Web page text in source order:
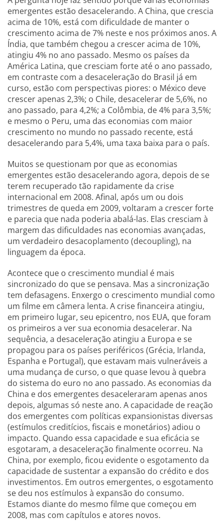
emergentes estão desacelerando. A China, que crescia
acima de 10%, está com dificuldade de manter o
crescimento acima de 7% neste e nos próximos anos. A
Índia, que também chegou a crescer acima de 10%,
atingiu 4% no ano passado. Mesmo os países da
América Latina, que cresciam forte até o ano passado,
em contraste com a desaceleração do Brasil já em
curso, estão com perspectivas piores: o México deve
crescer apenas 2,3%; o Chile, desacelerar de 5,6%, no
ano passado, para 4,2%; a Colômbia, de 4% para 3,5%;
e mesmo o Peru, uma das economias com maior
crescimento no mundo no passado recente, está
desacelerando para 5,4%, uma taxa baixa para o país.
Muitos se questionam por que as economias
emergentes estão desacelerando agora, depois de se
terem recuperado tão rapidamente da crise
internacional em 2008. Afinal, após um ou dois
trimestres de queda em 2009, voltaram a crescer forte
e parecia que nada poderia abalá-las. Elas cresciam à
margem das dificuldades nas economias avançadas,
um verdadeiro desacoplamento (decoupling), na
linguagem da época.
Acontece que o crescimento mundial é mais
sincronizado do que se pensava. Mas a sincronização
tem defasagens. Enxergo o crescimento mundial como
um filme em câmera lenta. A crise financeira atingiu,
em primeiro lugar, seu epicentro, nos EUA, que foram
os primeiros a ver sua economia desacelerar. Na
sequência, a desaceleração atingiu a Europa e se
propagou para os países periféricos (Grécia, Irlanda,
Espanha e Portugal), que estavam mais vulneráveis a
uma mudança de curso, o que quase levou à quebra
do sistema do euro no ano passado. As economias da
China e dos emergentes desaceleraram apenas anos
depois, algumas só neste ano. A capacidade de reação
dos emergentes com políticas expansionistas diversas
(estímulos creditícios, fiscais e monetários) adiou o
impacto. Quando essa capacidade e sua eficácia se
esgotaram, a desaceleração finalmente ocorreu. Na
China, por exemplo, ficou evidente o esgotamento da
capacidade de sustentar a expansão do crédito e dos
investimentos. Em outros emergentes, o esgotamento
se deu nos estímulos à expansão do consumo.
Estamos diante do mesmo filme que começou em
2008, mas com capítulos e atores novos.